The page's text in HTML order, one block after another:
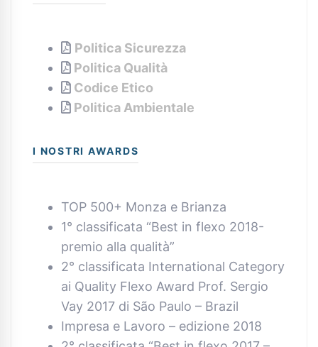
Politica Sicurezza
Politica Qualità
Codice Etico
Politica Ambientale
I NOSTRI AWARDS
TOP 500+ Monza e Brianza
1° classificata “Best in flexo 2018-
premio alla qualità”
2° classificata International Category
ai Quality Flexo Award Prof. Sergio
Vay 2017 di São Paulo – Brazil
Impresa e Lavoro – edizione 2018